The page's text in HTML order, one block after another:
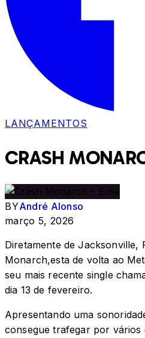
LANÇAMENTOS
CRASH
BYAndré Alonso
março 5, 2026
Diretamente de Jacksonville,
Monarch,esta de volta ao
seu mais recente single
dia 13 de fevereiro.
Apresentando uma
consegue trafegar por vários